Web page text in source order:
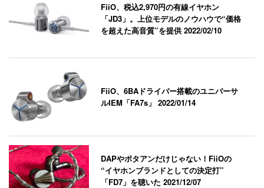
FiiO、税込2,970円の有線イヤホン
「JD3」。上位モデルのノウハウで“価格
を超えた高音質”を提供2022/02/10
FiiO、6BAドライバー搭載のユニバーサ
ルIEM「FA7s」2022/01/14
DAPやポタアンだけじゃない！FiiOの
“イヤホンブランドとしての決定打”
「FD7」を聴いた2021/12/07